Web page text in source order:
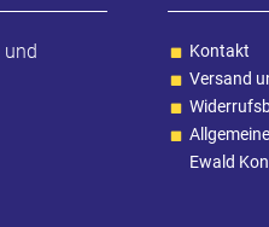
und
Kontakt
Versand
Ewald